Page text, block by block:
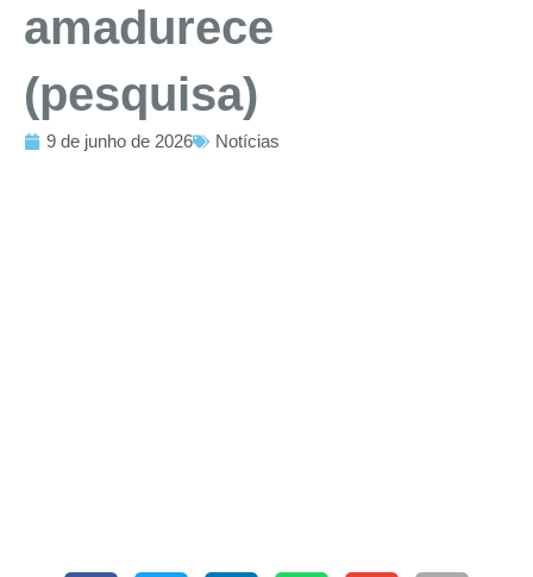
amadurece
(pesquisa)
9 de junho de 2026 Notícias